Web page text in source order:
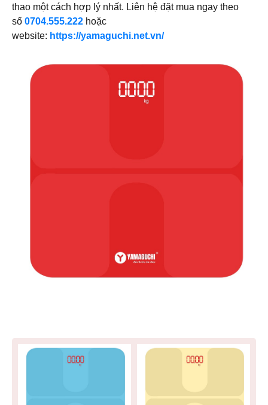
thao một cách hợp lý nhất. Liên hệ đặt mua ngay theo
số 0704.555.222 hoặc
website: https://yamaguchi.net.vn/